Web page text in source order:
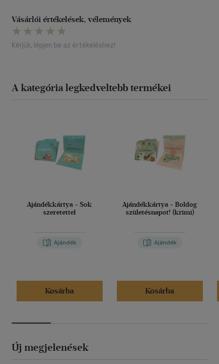
Vásárlói értékelések, vélemények
Kérjük, lépjen be az értékeléshez!
A kategória legkedveltebb termékei
Ajándékkártya - Sok
szeretettel
Ajándék
Kosárba
Ajándékkártya - Boldog
születésnapot! (krimi)
Ajándék
Kosárba
Új megjelenések